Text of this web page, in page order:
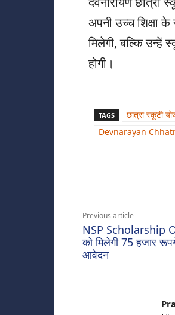
अपनी उच्च शिक्षा
मिलेगी, बल्कि उन्हें
होगी।
TAGS छात्रा स्कूटी
Devnarayan
Previous article
NSP Scholarship
को मिलेगी 75 हजार
आवेदन